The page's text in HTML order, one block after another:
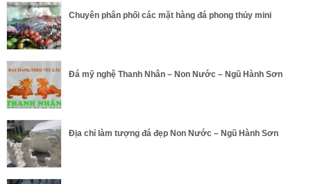
Chuyên phân phối các mặt hàng đá phong thủy mini
Đá mỹ nghệ Thanh Nhân – Non Nước – Ngũ Hành Sơn
Địa chỉ làm tượng đá đẹp Non Nước – Ngũ Hành Sơn